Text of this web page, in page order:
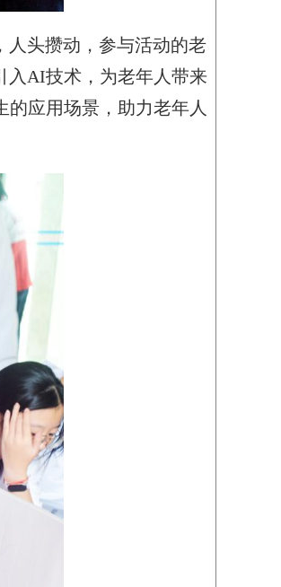
人头攒动，参与活动的老
入AI技术，为老年人带来
应用场景，助力老年人